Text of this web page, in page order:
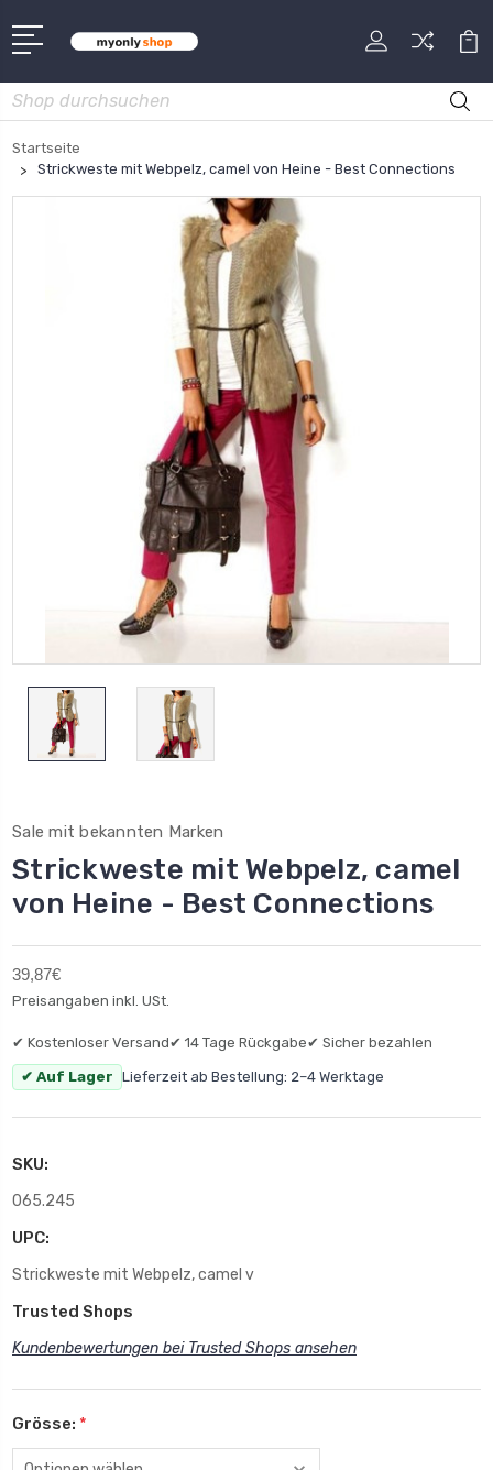
Suche
Startseite
Strickweste mit Webpelz, camel von Heine - Best Connections
Sale mit bekannten Marken
Strickweste mit Webpelz, camel
von Heine - Best Connections
39,87€
Preisangaben inkl. USt.
✔ Kostenloser Versand✔ 14 Tage Rückgabe✔ Sicher bezahlen
✔ Auf Lager Lieferzeit ab Bestellung: 2–4 Werktage
SKU:
065.245
UPC:
Strickweste mit Webpelz, camel v
Trusted Shops
Kundenbewertungen bei Trusted Shops ansehen
Grösse: *